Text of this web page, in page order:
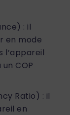
: il
en mode
l’appareil
COP
Ratio) : il
en